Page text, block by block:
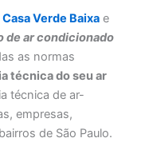
Verde Baixa e
de ar condicionado
as normas
técnica do seu ar
técnica de ar-
empresas,
de São Paulo.